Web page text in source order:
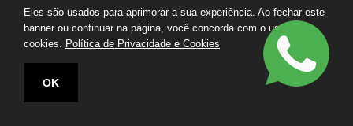
Eles são usados para aprimorar a sua experiência. Ao fechar este
banner ou continuar na página, você concorda com o uso de
cookies. Política de Privacidade e Cookies
OK